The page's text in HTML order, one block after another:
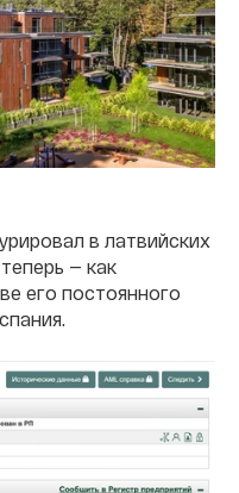
в латвийских
— как
его постоянного